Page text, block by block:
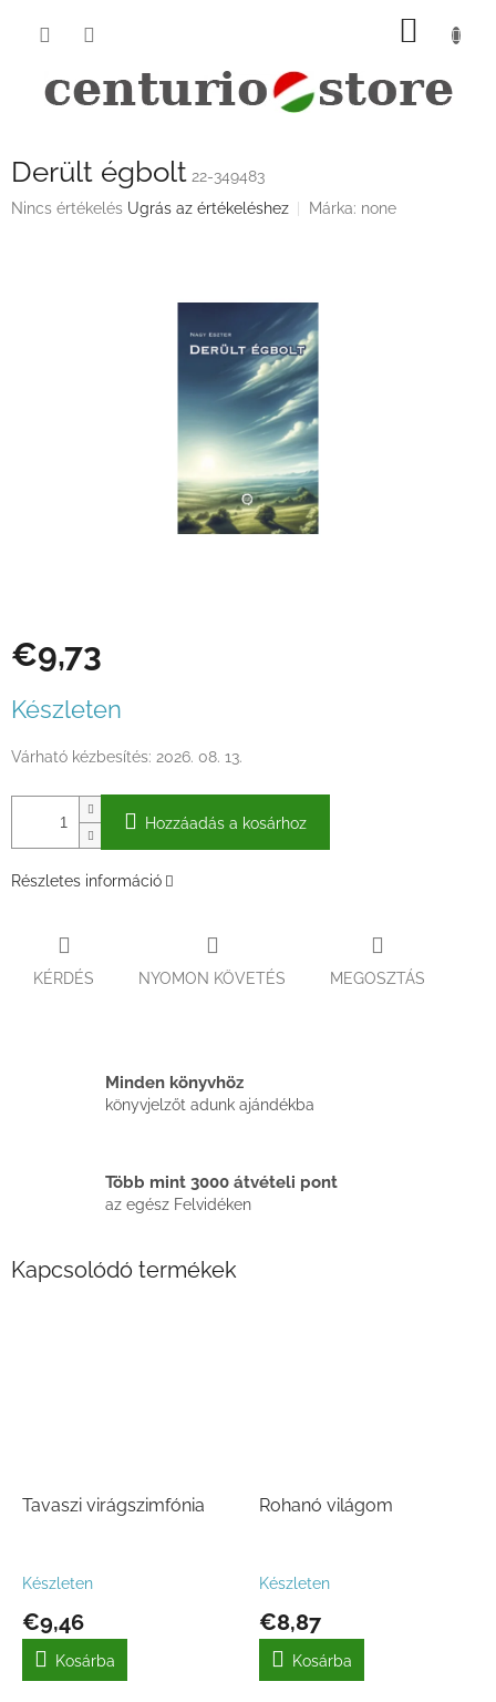
KOSÁR
Derült égbolt 22-349483
A
Nincs értékelés Ugrás az értékeléshez Márka: none
€9,73
Készleten
Várható kézbesítés: 2026. 08. 13.
Hozzáadás a kosárhoz
Részletes információ
KÉRDÉS NYOMON KÖVETÉS MEGOSZTÁS
Minden könyvhöz
könyvjelzőt adunk ajándékba
Több mint 3000 átvételi pont
az egész Felvidéken
Kapcsolódó termékek
Tavaszi virágszimfónia
Készleten
€9,46
Kosárba
Rohanó világom
Készleten
€8,87
Kosárba